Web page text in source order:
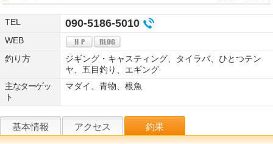
TEL 090-5186-5010
WEB
釣り方
ジギング・キャスティング、タイラバ、ひとつテン
ヤ、五目釣り、エギング
主なターゲッ
ト
マダイ、青物、根魚
基本情報 アクセス 釣果